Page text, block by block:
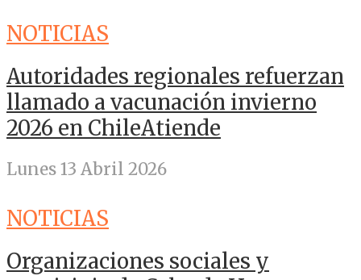
NOTICIAS
Autoridades regionales refuerzan
llamado a vacunación invierno
2026 en ChileAtiende
Lunes 13 Abril 2026
NOTICIAS
Organizaciones sociales y